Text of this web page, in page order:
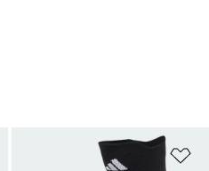
Añadir a la lista de deseos